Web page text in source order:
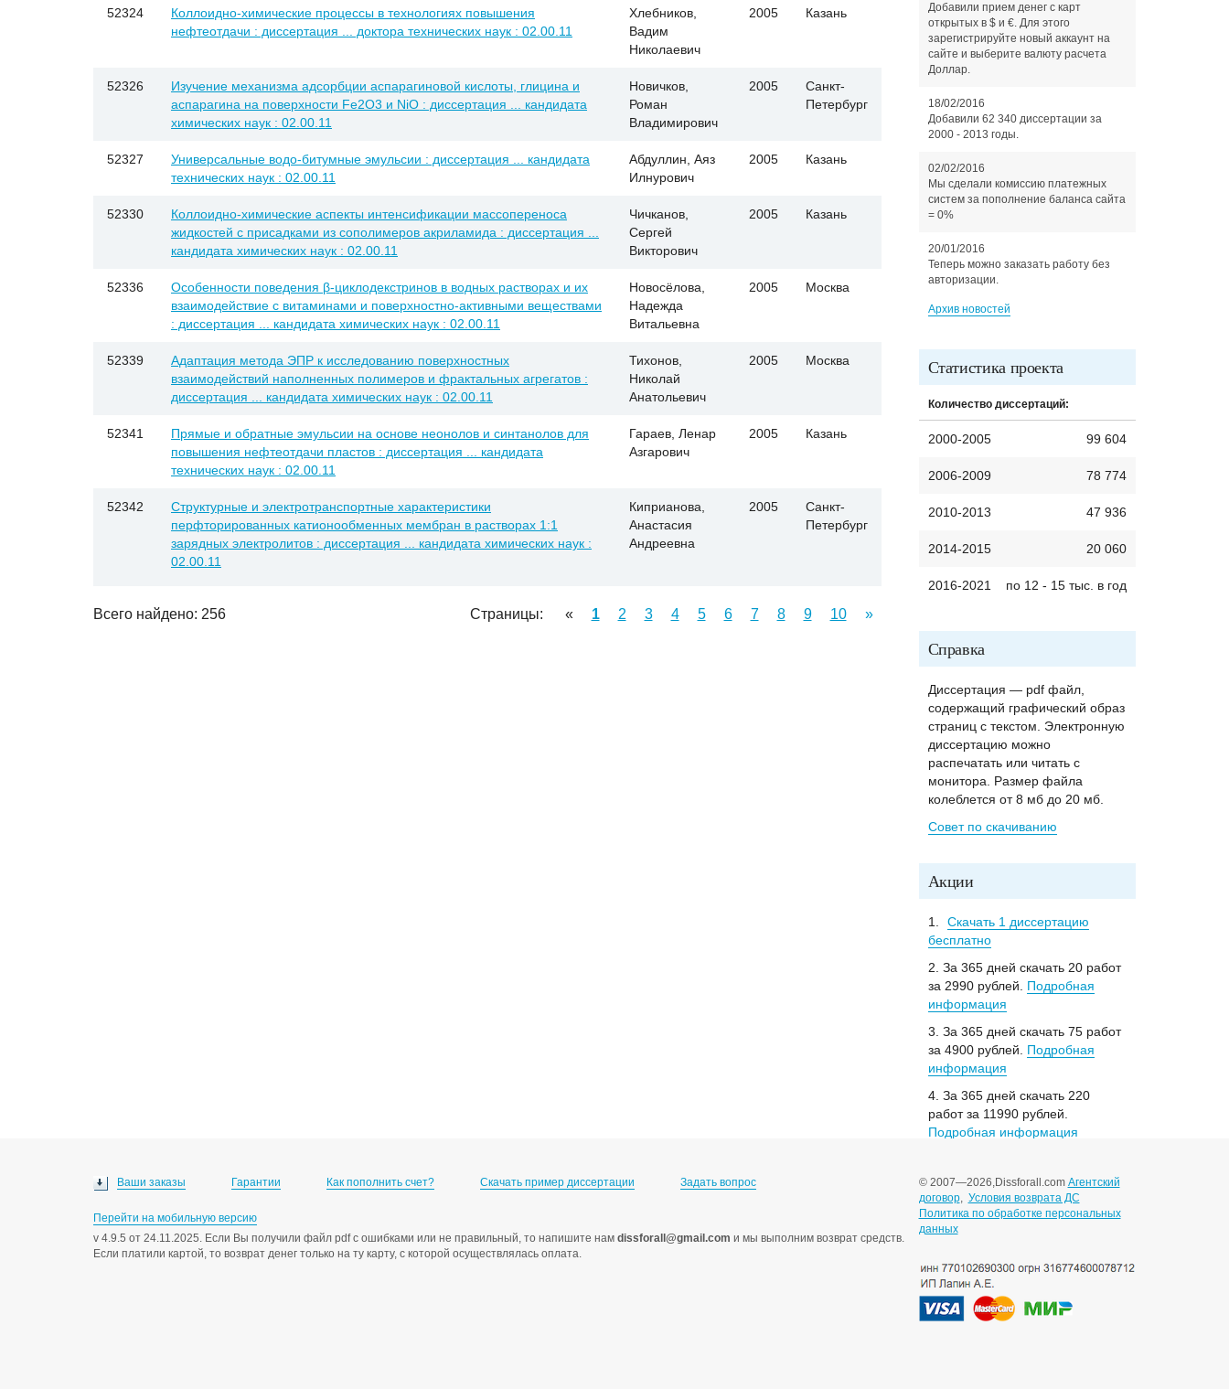
52324
Коллоидно-химические процессы в технологиях повышения
нефтеотдачи : диссертация ... доктора технических наук : 02.00.11
Хлебников,
Вадим
Николаевич
2005 Казань
52326
Изучение механизма адсорбции аспарагиновой кислоты, глицина и
аспарагина на поверхности Fe2O3 и NiO : диссертация ... кандидата
химических наук : 02.00.11
Новичков,
Роман
Владимирович
2005
Санкт-
Петербург
52327
Универсальные водо-битумные эмульсии : диссертация ... кандидата
технических наук : 02.00.11
Абдуллин, Аяз
Илнурович
2005 Казань
52330
Коллоидно-химические аспекты интенсификации массопереноса
жидкостей с присадками из сополимеров акриламида : диссертация ...
кандидата химических наук : 02.00.11
Чичканов,
Сергей
Викторович
2005 Казань
52336
Особенности поведения β-циклодекстринов в водных растворах и их
взаимодействие с витаминами и поверхностно-активными веществами
: диссертация ... кандидата химических наук : 02.00.11
Новосёлова,
Надежда
Витальевна
2005 Москва
52339
Адаптация метода ЭПР к исследованию поверхностных
взаимодействий наполненных полимеров и фрактальных агрегатов :
диссертация ... кандидата химических наук : 02.00.11
Тихонов,
Николай
Анатольевич
2005 Москва
52341
Прямые и обратные эмульсии на основе неонолов и синтанолов для
повышения нефтеотдачи пластов : диссертация ... кандидата
технических наук : 02.00.11
Гараев, Ленар
Азгарович
2005 Казань
52342
Структурные и электротранспортные характеристики
перфторированных катионообменных мембран в растворах 1:1
зарядных электролитов : диссертация ... кандидата химических наук :
02.00.11
Киприанова,
Анастасия
Андреевна
2005
Санкт-
Петербург
Всего найдено: 256 Страницы: « 1 2 3 4 5 6 7 8 9 10 »
Добавили прием денег с карт
открытых в $ и €. Для этого
зарегистрируйте новый аккаунт на
сайте и выберите валюту расчета
Доллар.
18/02/2016
Добавили 62 340 диссертации за
2000 - 2013 годы.
02/02/2016
Мы сделали комиссию платежных
систем за пополнение баланса сайта
= 0%
20/01/2016
Теперь можно заказать работу без
авторизации.
Архив новостей
Статистика проекта
Количество диссертаций:
2000-2005 99 604
2006-2009 78 774
2010-2013 47 936
2014-2015 20 060
2016-2021 по 12 - 15 тыс. в год
Справка
Диссертация — pdf файл,
содержащий графический образ
страниц с текстом. Электронную
диссертацию можно
распечатать или читать с
монитора. Размер файла
колеблется от 8 мб до 20 мб.
Совет по скачиванию
Акции
1.
Скачать 1 диссертацию
бесплатно
2. За 365 дней скачать 20 работ
за 2990 рублей. Подробная
информация
3. За 365 дней скачать 75 работ
за 4900 рублей. Подробная
информация
4. За 365 дней скачать 220
работ за 11990 рублей.
Подробная информация
Ваши заказы Гарантии Как пополнить счет? Скачать пример диссертации Задать вопрос
Перейти на мобильную версию
v 4.9.5 от 24.11.2025. Если Вы получили файл pdf с ошибками или не правильный, то напишите нам dissforall@gmail.com и мы выполним возврат средств.
Если платили картой, то возврат денег только на ту карту, с которой осуществлялась оплата.
© 2007—2026,Dissforall.com Агентский
договор, Условия возврата ДС
Политика по обработке персональных
данных